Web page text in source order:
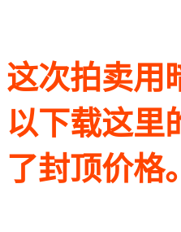
这次拍卖用
以下载这里
了封顶价格。